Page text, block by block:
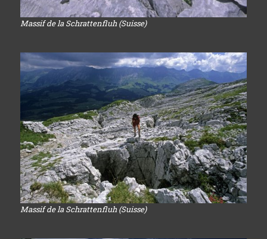
Massif de la Schrattenfluh (Suisse)
Massif de la Schrattenfluh (Suisse)